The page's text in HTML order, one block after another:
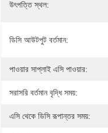
উৎপত্তি স্থল:
ডিসি আউটপুট বর্তমান:
পাওয়ার সাপ্লাই এসি পাওয়ার:
সরাসরি বর্তমান বৃদ্ধি সময়:
এসি থেকে ডিসি রূপান্তর সময়: